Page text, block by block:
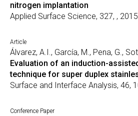
nitrogen implantation
Applied Surface Science, 327, ,
Article
Álvarez, A.I., García, M., Pena, G.,
Evaluation of an induction-
technique for super duplex
Surface and Interface Analysis, 46,
Conference Paper